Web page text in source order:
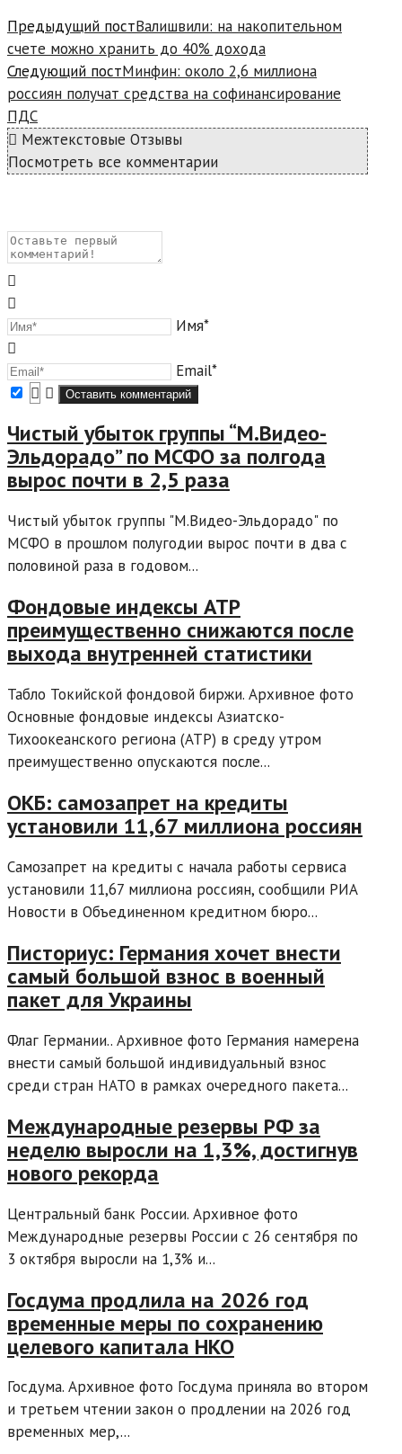
Предыдущий постВалишвили: на накопительном
счете можно хранить до 40% дохода
Следующий постМинфин: около 2,6 миллиона
россиян получат средства на софинансирование
ПДС
Межтекстовые Отзывы
Посмотреть все комментарии
Имя*
Email*
Чистый убыток группы “М.Видео-
Эльдорадо” по МСФО за полгода
вырос почти в 2,5 раза
Чистый убыток группы "М.Видео-Эльдорадо" по
МСФО в прошлом полугодии вырос почти в два с
половиной раза в годовом...
Фондовые индексы АТР
преимущественно снижаются после
выхода внутренней статистики
Табло Токийской фондовой биржи. Архивное фото
Основные фондовые индексы Азиатско-
Тихоокеанского региона (АТР) в среду утром
преимущественно опускаются после...
ОКБ: самозапрет на кредиты
установили 11,67 миллиона россиян
Самозапрет на кредиты с начала работы сервиса
установили 11,67 миллиона россиян, сообщили РИА
Новости в Объединенном кредитном бюро...
Писториус: Германия хочет внести
самый большой взнос в военный
пакет для Украины
Флаг Германии.. Архивное фото Германия намерена
внести самый большой индивидуальный взнос
среди стран НАТО в рамках очередного пакета...
Международные резервы РФ за
неделю выросли на 1,3%, достигнув
нового рекорда
Центральный банк России. Архивное фото
Международные резервы России с 26 сентября по
3 октября выросли на 1,3% и...
Госдума продлила на 2026 год
временные меры по сохранению
целевого капитала НКО
Госдума. Архивное фото Госдума приняла во втором
и третьем чтении закон о продлении на 2026 год
временных мер,...